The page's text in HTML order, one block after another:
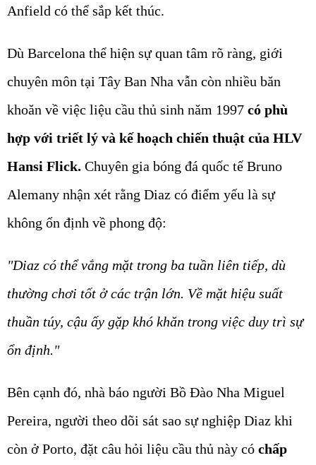
Anfield có thể sắp kết thúc.
Dù Barcelona thể hiện sự quan tâm rõ ràng, giới
chuyên môn tại Tây Ban Nha vẫn còn nhiều băn
khoăn về việc liệu cầu thủ sinh năm 1997 có phù
hợp với triết lý và kế hoạch chiến thuật của HLV
Hansi Flick. Chuyên gia bóng đá quốc tế Bruno
Alemany nhận xét rằng Diaz có điểm yếu là sự
không ổn định về phong độ:
"Diaz có thể vắng mặt trong ba tuần liên tiếp, dù
thường chơi tốt ở các trận lớn. Về mặt hiệu suất
thuần túy, cậu ấy gặp khó khăn trong việc duy trì sự
ổn định."
Bên cạnh đó, nhà báo người Bồ Đào Nha Miguel
Pereira, người theo dõi sát sao sự nghiệp Diaz khi
còn ở Porto, đặt câu hỏi liệu cầu thủ này có chấp